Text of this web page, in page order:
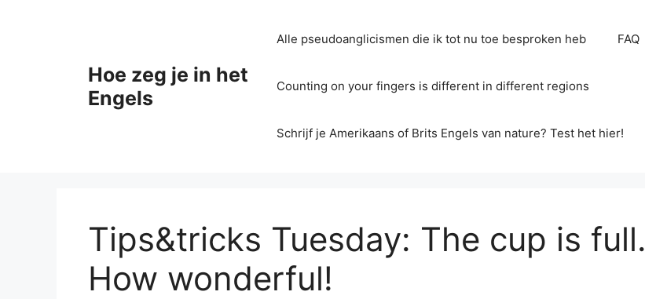
Hoe zeg je in het
Engels
Alle pseudoanglicismen die ik tot nu toe besproken heb FAQ
Counting on your fingers is different in different regions
Schrijf je Amerikaans of Brits Engels van nature? Test het hier!
Tips&tricks Tuesday: The cup is full.
How wonderful!